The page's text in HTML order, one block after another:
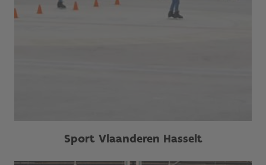
Sport Vlaanderen Hasselt